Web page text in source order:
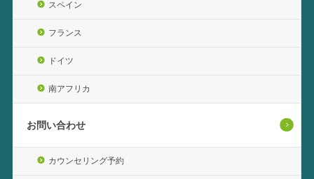
スペイン
フランス
ドイツ
南アフリカ
お問い合わせ
カウンセリング予約